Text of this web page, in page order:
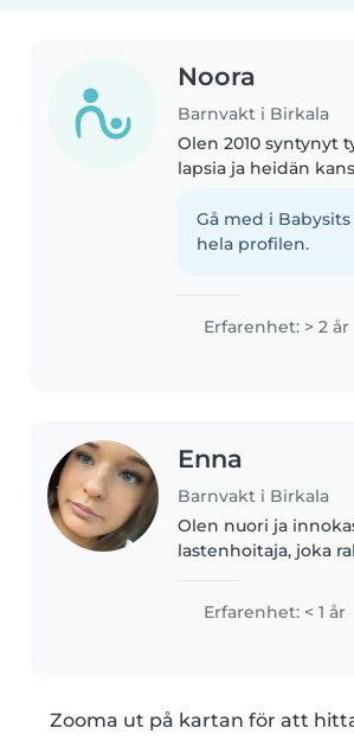
Noora
Barnvakt i Birkala
Olen 2010 syntynyt
lapsia ja heidän
lapsi tulee kanssani
haluan olla
Gå med i
hela profilen.
Erfarenhet: > 2 år
Enna
Barnvakt i Birkala
Olen nuori ja
lastenhoitaja, joka
Käyn tällä hetkellä
iltaisin ja
myös iltapäivisin)
Erfarenhet: < 1 år
Zooma ut på kartan för att